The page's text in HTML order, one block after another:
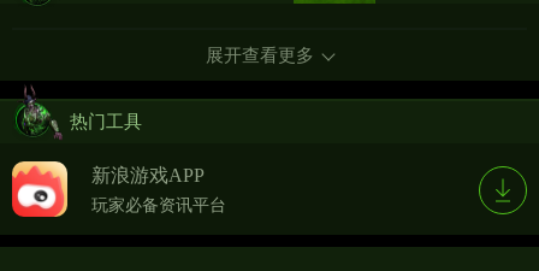
展开查看更多
热门工具
新浪游戏APP
玩家必备资讯平台